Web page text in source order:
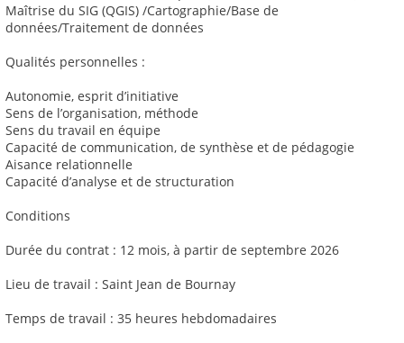
Maîtrise du SIG (QGIS) /Cartographie/Base de
données/Traitement de données
Qualités personnelles :
Autonomie, esprit d’initiative
Sens de l’organisation, méthode
Sens du travail en équipe
Capacité de communication, de synthèse et de pédagogie
Aisance relationnelle
Capacité d’analyse et de structuration
Conditions
Durée du contrat : 12 mois, à partir de septembre 2026
Lieu de travail : Saint Jean de Bournay
Temps de travail : 35 heures hebdomadaires